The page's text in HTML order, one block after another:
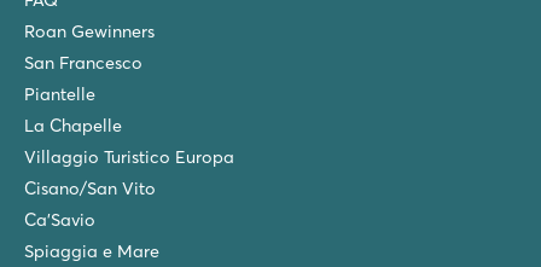
Roan Gewinners
San Francesco
Piantelle
La Chapelle
Villaggio Turistico Europa
Cisano/San Vito
Ca'Savio
Spiaggia e Mare